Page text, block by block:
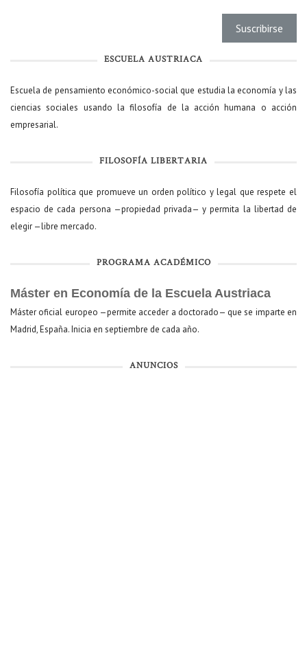
ESCUELA AUSTRIACA
Escuela de pensamiento económico-social que estudia la economía y las
ciencias sociales usando la filosofía de la acción humana o acción
empresarial.
FILOSOFÍA LIBERTARIA
Filosofía política que promueve un orden político y legal que respete el
espacio de cada persona —propiedad privada— y permita la libertad de
elegir —libre mercado.
PROGRAMA ACADÉMICO
Máster en Economía de la Escuela Austriaca
Máster oficial europeo —permite acceder a doctorado— que se imparte en
Madrid, España. Inicia en septiembre de cada año.
ANUNCIOS